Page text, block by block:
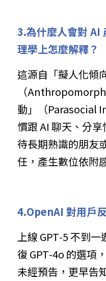
3.為什麼人會對 AI
理學上怎麼解釋？
這源自「擬人化傾向
（
動」（Parasocial
慣跟 AI 聊天、分
待長期熟識的朋友
任，產生數位依附
4.OpenAI 對用戶
上線 GPT‑5 不到
復 GPT‑4o 的選項
未經預告，更早告